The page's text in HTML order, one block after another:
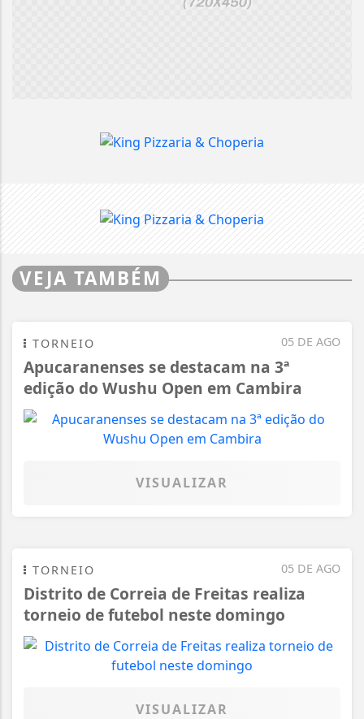
VEJA TAMBÉM
05 DE AGO
TORNEIO
Apucaranenses se destacam na 3ª
edição do Wushu Open em Cambira
VISUALIZAR
05 DE AGO
TORNEIO
Distrito de Correia de Freitas realiza
torneio de futebol neste domingo
VISUALIZAR